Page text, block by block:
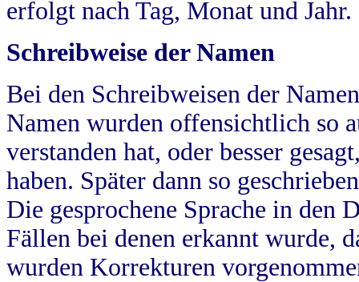
erfolgt nach Tag, Monat und Jahr.
Schreibweise der Namen
Bei den Schreibweisen der
Namen wurden offensichtlich so
verstanden hat, oder besser
haben. Später dann so
Die gesprochene Sprache in
Fällen bei denen erkannt wurde,
wurden Korrekturen